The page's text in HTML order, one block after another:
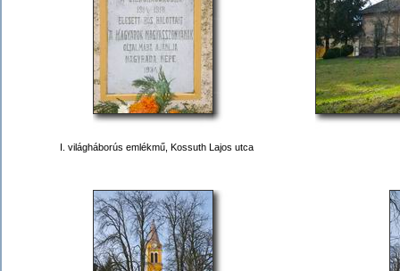
I. világháborús emlékmű, Kossuth Lajos utca